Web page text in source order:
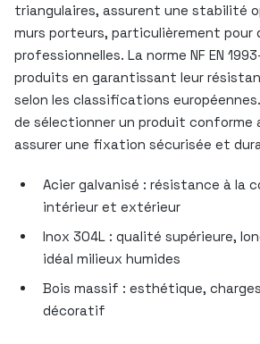
triangulaires, assurent une stabilité
murs porteurs, particulièrement pour
professionnelles. La norme NF EN
produits en garantissant leur
selon les classifications
de sélectionner un produit conforme
assurer une fixation sécurisée et
Acier galvanisé : résistance à la
intérieur et extérieur
Inox 304L : qualité supérieure,
idéal milieux humides
Bois massif : esthétique,
décoratif